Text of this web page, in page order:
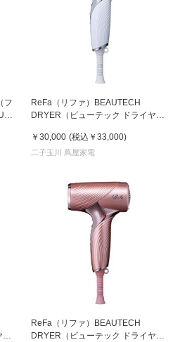
フ
ReFa（リファ）BEAUTECH
DRYER（ビューテック ドライヤ
￥30,000 (税込 ￥33,000)
二子玉川 蔦屋家電
ReFa（リファ）BEAUTECH
DRYER（ビューテック ドライヤ